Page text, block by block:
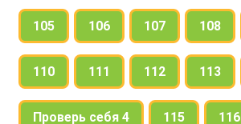
105 106 107 108
110 111 112 113
Проверь себя 4 115 116